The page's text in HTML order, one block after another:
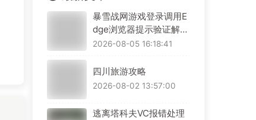
暴雪战网游戏登录调用E
dge浏览器提示验证解决
方案
2026-08-05 16:18:41
四川旅游攻略
2026-08-02 13:57:00
逃离塔科夫VC报错处理